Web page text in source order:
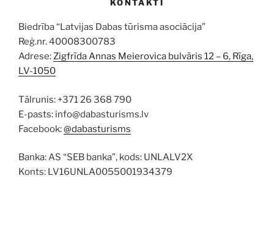
KONTAKTI
Biedrība “Latvijas Dabas tūrisma asociācija”
Reģ.nr. 40008300783
Adrese:Zigfrīda Annas Meierovica bulvāris 12 – 6, Rīga,
LV-1050
Tālrunis: +371 26 368 790
E-pasts: info@dabasturisms.lv
Facebook:@dabasturisms
Banka: AS “SEB banka”, kods: UNLALV2X
Konts: LV16UNLA0055001934379